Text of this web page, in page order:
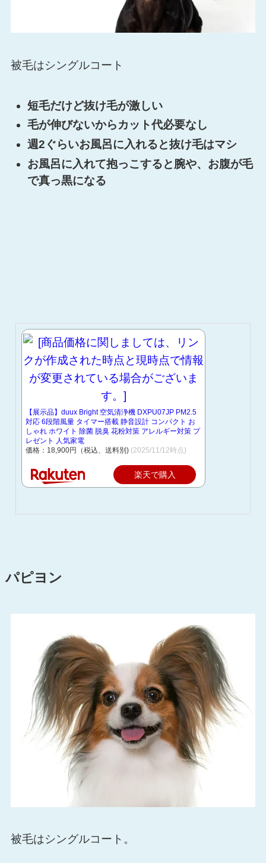
被毛はシングルコート
短毛だけど抜け毛が激しい
毛が伸びないからカット代必要なし
週2ぐらいお風呂に入れると抜け毛はマシ
お風呂に入れて抱っこすると腕や、お腹が毛
で真っ黒になる
【展示品】duux Bright 空気清浄機 DXPU07JP PM2.5
対応 6段階風量 タイマー搭載 静音設計 コンパクト お
しゃれ ホワイト 除菌 脱臭 花粉対策 アレルギー対策 プ
レゼント 人気家電
価格：18,900円（税込、送料別) (2025/11/12時点)
楽天で購入
パピヨン
被毛はシングルコート。